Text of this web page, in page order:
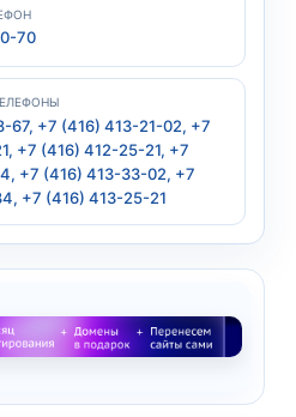
70
67, +7 (416) 413-21-02, +7
+7 (416) 412-25-21, +7
+7 (416) 413-33-02, +7
+7 (416) 413-25-21